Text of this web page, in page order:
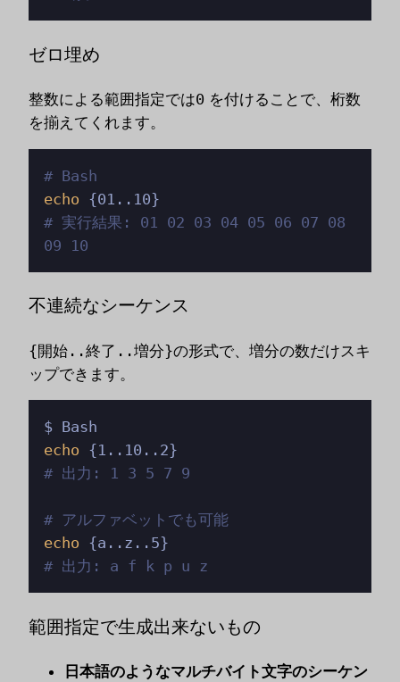
ゼロ埋め
整数による範囲指定では0 を付けることで、桁数
を揃えてくれます。
# Bash
echo
# 実行結果: 01 02 03 04 05 06 07 08
09 10
不連続なシーケンス
{開始..終了..増分}の形式で、増分の数だけスキ
ップできます。
echo
# 出力: 1 3 5 7 9
# アルファベットでも可能
echo
# 出力: a f k p u z
範囲指定で生成出来ないもの
日本語のようなマルチバイト文字のシーケン